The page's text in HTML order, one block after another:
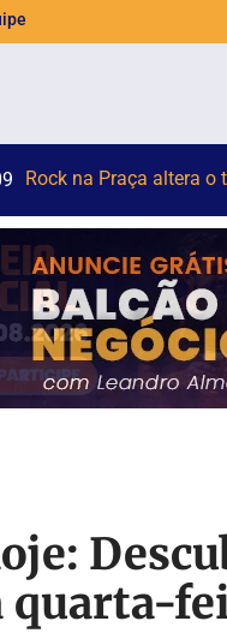
Havan te
Caminhada do Dia dos